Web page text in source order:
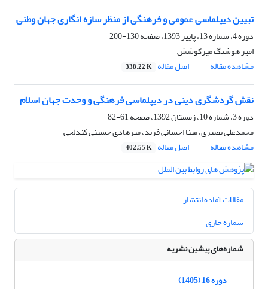
تبیین دیپلماسی عمومی و فرهنگی از منظر سازه انگاری جهان وطنی
دوره 4، شماره 13، پاییز 1393، صفحه
130-200
امیر هوشنگ میرکوشش
مشاهده مقاله
اصل مقاله 338.22 K
نقش گردشگری دینی در دیپلماسی فرهنگی و وحدت جهان اسلام
دوره 3، شماره 10، زمستان 1392، صفحه
61-82
محمدعلی بصیری، مینا احسانی فرید، میرهادی حسینی کندلجی
مشاهده مقاله
اصل مقاله 402.55 K
مقالات آماده انتشار
شماره جاری
شماره‌های پیشین نشریه
دوره 16 (1405)